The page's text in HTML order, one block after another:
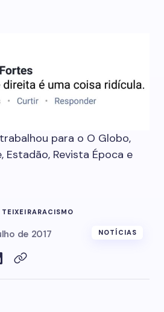
para o O Globo,
Estadão, Revista Época e
RACISMO
de 2017 NOTÍCIAS